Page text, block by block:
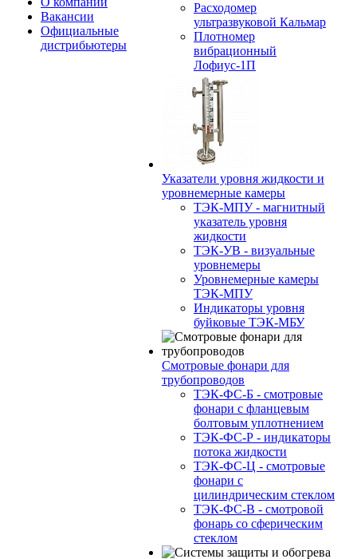
Вакансии
Официальные
дистрибьютеры
Расходомер
ультразвуковой Кальмар
Плотномер
вибрационный
Лофиус-1П
Указатели уровня жидкости и
уровнемерные камеры
ТЭК-МПУ - магнитный
указатель уровня
жидкости
ТЭК-УВ - визуальные
уровнемеры
Уровнемерные камеры
ТЭК-МПУ
Индикаторы уровня
буйковые ТЭК-МБУ
Смотровые фонари для
трубопроводов
ТЭК-ФС-Б - смотровые
фонари с фланцевым
болтовым уплотнением
ТЭК-ФС-Р - индикаторы
потока жидкости
ТЭК-ФС-Ц - смотровые
фонари с
цилиндрическим стеклом
ТЭК-ФС-В - смотровой
фонарь со сферическим
стеклом